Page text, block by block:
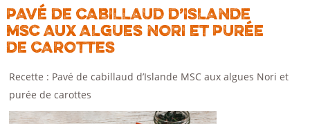
PAVÉ DE CABILLAUD D’ISLANDE
MSC AUX ALGUES NORI ET PURÉE
DE CAROTTES
Recette : Pavé de cabillaud d’Islande MSC aux algues Nori et
purée de carottes